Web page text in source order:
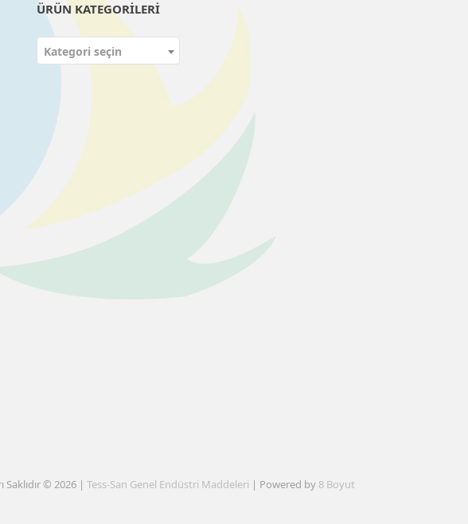
ÜRÜN KATEGORILERI
Kategori seçin
Saklıdır © 2026 | Tess-San Genel Endüstri Maddeleri | Powered by 8 Boyut